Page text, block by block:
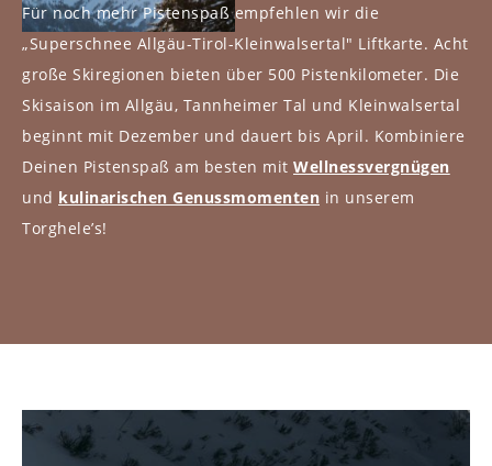
Für noch mehr Pistenspaß empfehlen wir die
„Superschnee Allgäu-Tirol-Kleinwalsertal" Liftkarte. Acht
große Skiregionen bieten über 500 Pistenkilometer. Die
Skisaison im Allgäu, Tannheimer Tal und Kleinwalsertal
beginnt mit Dezember und dauert bis April. Kombiniere
Deinen Pistenspaß am besten mit Wellnessvergnügen
und kulinarischen Genussmomenten in unserem
Torghele’s!